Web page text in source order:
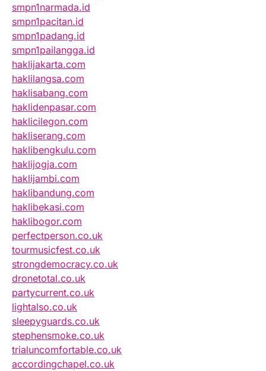
smpn1narmada.id
smpn1pacitan.id
smpn1padang.id
smpn1pailangga.id
haklijakarta.com
haklilangsa.com
haklisabang.com
haklidenpasar.com
haklicilegon.com
hakliserang.com
haklibengkulu.com
haklijogja.com
haklijambi.com
haklibandung.com
haklibekasi.com
haklibogor.com
perfectperson.co.uk
tourmusicfest.co.uk
strongdemocracy.co.uk
dronetotal.co.uk
partycurrent.co.uk
lightalso.co.uk
sleepyguards.co.uk
stephensmoke.co.uk
trialuncomfortable.co.uk
accordingchapel.co.uk